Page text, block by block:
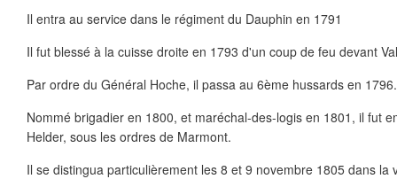
Il entra au service dans le régiment du Dauphin en 1791
Il fut blessé à la cuisse droite en 1793 d'un coup de feu devant
Par ordre du Général Hoche, il passa au 6ème hussards en 1796.
Nommé brigadier en 1800, et maréchal-des-logis en 1801, il fut
Helder, sous les ordres de Marmont.
Il se distingua particulièrement les 8 et 9 novembre 1805 dans la